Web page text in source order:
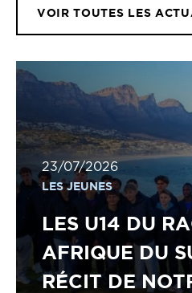
VOIR TOUTES LES
23/07/2026
LES JEUNES
LES U14 DU
AFRIQUE DU
RÉCIT DE